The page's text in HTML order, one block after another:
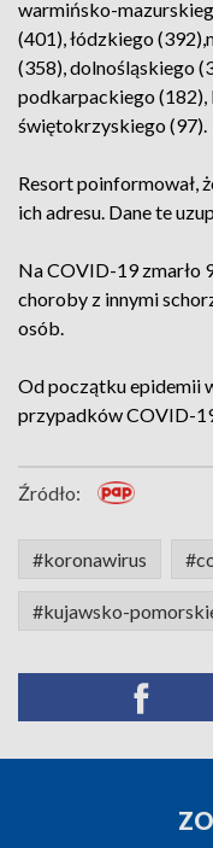
warmińsko-
(401), łódzkiego
(358), dolnośląskiego
podkarpackiego (182),
świętokrzyskiego (97).
Resort poinformował,
ich adresu. Dane te
Na COVID-19 zmarło
choroby z innymi
osób.
Od początku epidemii
przypadków COVID-
Źródło:
#koronawirus
#kujawsko-